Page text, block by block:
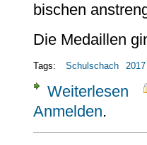
bischen
Die Medaillen
Tags: Schulschach 2017
Weiterlesen
Anmelden.